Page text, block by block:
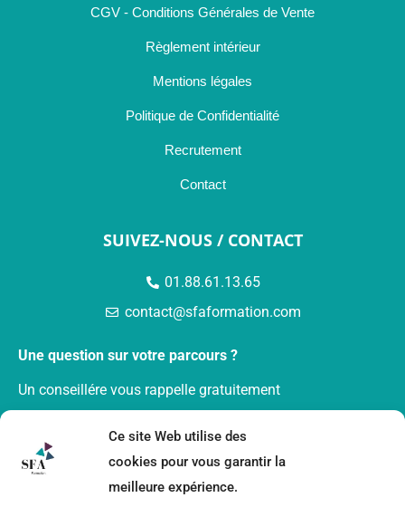
Ce site Web utilise des
cookies pour vous garantir la
meilleure expérience.
CGV - Conditions Générales de Vente
Règlement intérieur
Mentions légales
Politique de Confidentialité
Recrutement
Contact
SUIVEZ-NOUS / CONTACT
01.88.61.13.65
contact@sfaformation.com
Une question sur votre parcours ?
Un conseillére vous rappelle gratuitement
Être rappelé